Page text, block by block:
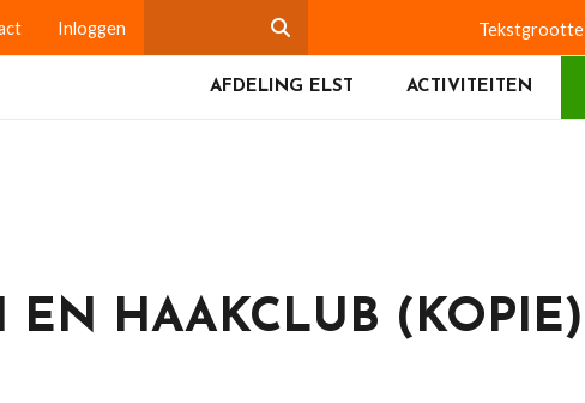
Inloggen Tekstgrootte
AFDELING ELST ACTIVITEITEN
EN HAAKCLUB (KOPIE)